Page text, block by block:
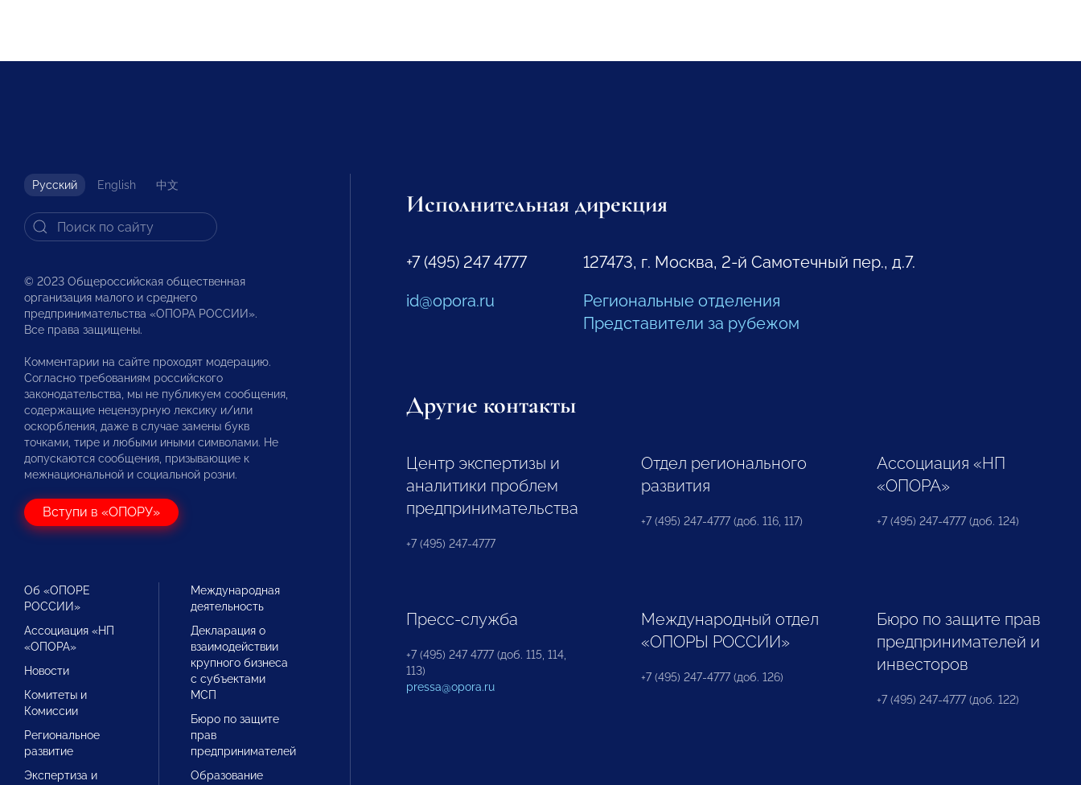
Русский English 中文
© 2023 Общероссийская общественная
организация малого и среднего
предпринимательства «ОПОРА РОССИИ».
Все права защищены.
Комментарии на сайте проходят модерацию.
Согласно требованиям российского
законодательства, мы не публикуем сообщения,
содержащие нецензурную лексику и/или
оскорбления, даже в случае замены букв
точками, тире и любыми иными символами. Не
допускаются сообщения, призывающие к
межнациональной и социальной розни.
Вступи в «ОПОРУ»
Об «ОПОРЕ
РОССИИ»
Ассоциация «НП
«ОПОРА»
Новости
Комитеты и
Комиссии
Региональное
развитие
Экспертиза и
Международная
деятельность
Декларация о
взаимодействии
крупного бизнеса
с субъектами
МСП
Бюро по защите
прав
предпринимателей
Образование
Исполнительная дирекция
+7 (495) 247 4777
id@opora.ru
127473, г. Москва, 2-й Самотечный пер., д.7.
Региональные отделения
Представители за рубежом
Другие контакты
Центр экспертизы и
аналитики проблем
предпринимательства
+7 (495) 247-4777
Отдел регионального
развития
+7 (495) 247-4777 (доб. 116, 117)
Ассоциация «НП
«ОПОРА»
+7 (495) 247-4777 (доб. 124)
Пресс-служба
+7 (495) 247 4777 (доб. 115, 114,
113)
pressa@opora.ru
Международный отдел
«ОПОРЫ РОССИИ»
+7 (495) 247-4777 (доб. 126)
Бюро по защите прав
предпринимателей и
инвесторов
+7 (495) 247-4777 (доб. 122)